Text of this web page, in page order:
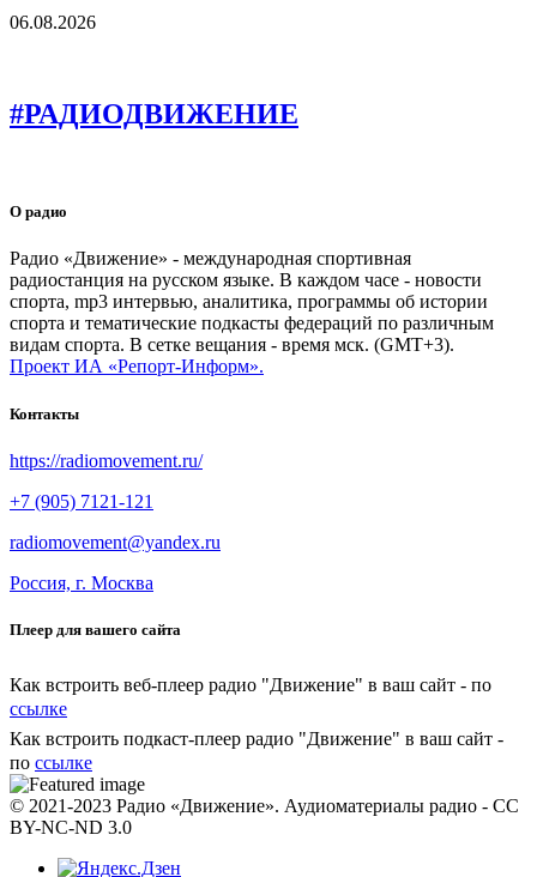
06.08.2026
#РАДИОДВИЖЕНИЕ
О радио
Радио «Движение» - международная спортивная
радиостанция на русском языке. В каждом часе - новости
спорта, mp3 интервью, аналитика, программы об истории
спорта и тематические подкасты федераций по различным
видам спорта. В сетке вещания - время мск. (GMT+3).
Проект ИА «Репорт-Информ».
Контакты
https://radiomovement.ru/
+7 (905) 7121-121
radiomovement@yandex.ru
Россия, г. Москва
Плеер для вашего сайта
Как встроить веб-плеер радио "Движение" в ваш сайт - по
ссылке
Как встроить подкаст-плеер радио "Движение" в ваш сайт -
по ссылке
© 2021-2023 Радио «Движение». Аудиоматериалы радио - CC
BY-NC-ND 3.0